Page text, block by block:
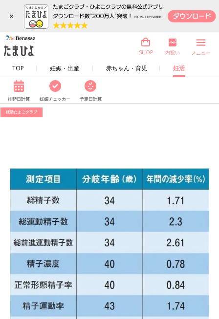
×
TOP 妊娠・出産 赤ちゃん・育児 妊活
SHOP 内祝い メニュー
排卵日計算 妊娠チェッカー 予定日計算
妊活たまごクラブ